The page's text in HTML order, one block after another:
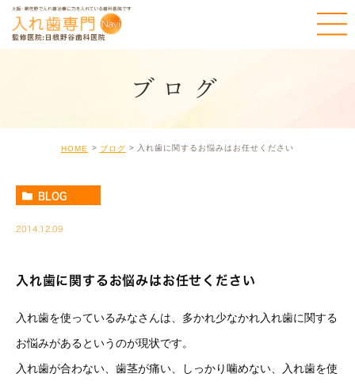
ブログ
HOME ブログ 入れ歯に関するお悩みはお任せください
BLOG
2014.12.09
入れ歯に関するお悩みはお任せください
入れ歯を使っているみなさんは、多かれ少なかれ入れ歯に関する
お悩みがあるというのが現状です。
入れ歯が合わない、歯茎が痛い、しっかり噛めない、入れ歯を使